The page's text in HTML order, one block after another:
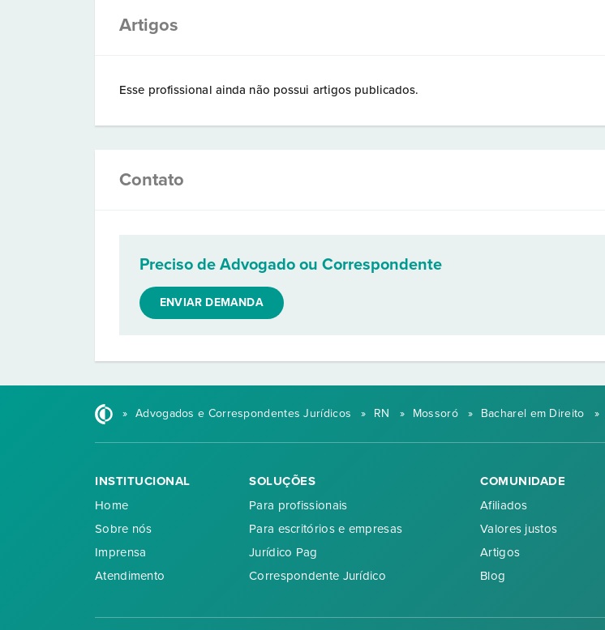
Artigos
Esse profissional ainda não possui artigos publicados.
Contato
Preciso de Advogado ou Correspondente
ENVIAR DEMANDA
» Advogados e Correspondentes Jurídicos » RN » Mossoró » Bacharel em Direito »
INSTITUCIONAL
Home
Sobre nós
Imprensa
Atendimento
SOLUÇÕES
Para profissionais
Para escritórios e empresas
Jurídico Pag
Correspondente Jurídico
COMUNIDADE
Afiliados
Valores justos
Artigos
Blog